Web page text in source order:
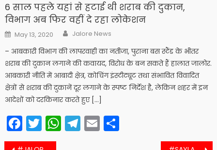
6 साल पहले यहां से हटाई थी शराब की दुकान,
विभाग अब फिर वहीं दे रहा लोकेशन
Posted
on
May 13, 2020 Author
Jalore News
– आबकारी विभाग की लापरवाही का नतीजा, पुराना बस स्टैंड के भीतर
शराब की दुकान लगाने की कवायद, विरोध के बन सकते हैं हालात जालोर.
आबकारी नीति में आबादी क्षेत्र, कोचिंग इंस्टीट्यूट तथा संभावित विवादित
क्षेत्रों से शराब की दुकानें दूर लगाने के स्पष्ट निर्देश है, लेकिन शहर में इन
आदेशों को दरकिनार करते हुए […]
Facebook
Twitter
WhatsApp
Telegram
Email